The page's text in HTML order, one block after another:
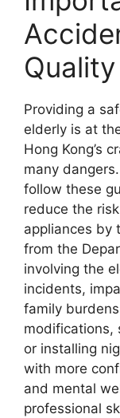
Providing a
elderly is at
Hong Kong’s
many
follow these
reduce the
appliances by
from the
involving the
incidents,
family
modifications,
or installing
with more
and mental
professional